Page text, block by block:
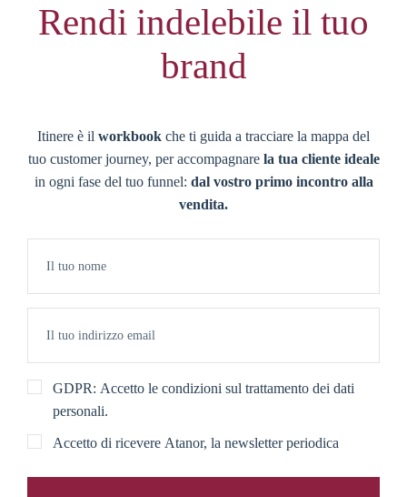
Rendi indelebile il tuo
brand
Itinere è il workbook che ti guida a tracciare la mappa del
tuo customer journey, per accompagnare la tua cliente ideale
in ogni fase del tuo funnel: dal vostro primo incontro alla
vendita.
GDPR: Accetto le condizioni sul trattamento dei dati
personali.
Accetto di ricevere Atanor, la newsletter periodica